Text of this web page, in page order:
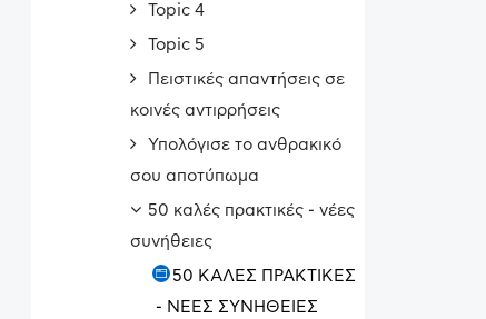
Topic 4
Topic 5
Πειστικές απαντήσεις σε
κοινές αντιρρήσεις
Υπολόγισε το ανθρακικό
σου αποτύπωμα
50 καλές πρακτικές - νέες
συνήθειες
50 ΚΑΛΕΣ ΠΡΑΚΤΙΚΕΣ
- ΝΕΕΣ ΣΥΝΗΘΕΙΕΣ